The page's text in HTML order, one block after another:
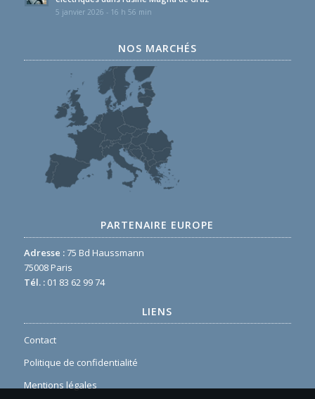
5 janvier 2026 - 16 h 56 min
NOS MARCHÉS
PARTENAIRE EUROPE
Adresse :75 Bd Haussmann
75008 Paris
Tél. :01 83 62 99 74
LIENS
Contact
Politique de confidentialité
Mentions légales